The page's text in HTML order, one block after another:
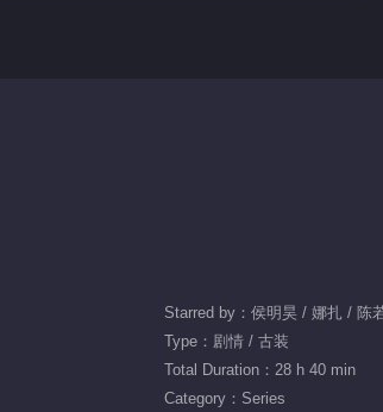
Type：剧情 / 古装
Total Duration：28 h 40 min
Category：Series